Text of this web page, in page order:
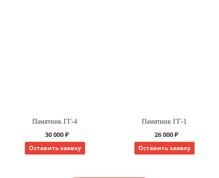
Памятник ГГ-4
30 000 ₽
Оставить заявку
Памятник ГГ-1
26 000 ₽
Оставить заявку